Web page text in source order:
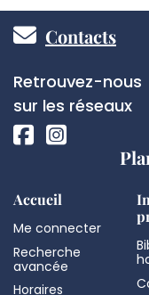
Pied
de
page
Contacts
Réseaux
sociaux
Retrouvez-nous
sur les réseaux
Accueil
Me connecter
Recherche
avancée
Horaires